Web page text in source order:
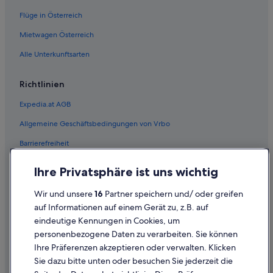
Hotels mit Restaurant in Seeboden
Hotels mit Sauna in Seeboden
Seeboden Hotels
Ferienwohnungen in Spittal an der Drau
B&B in Spittal an der Drau
Hotels mit Frühstück in Spittal an der Drau
Hotels mit Parkplatz in Spittal an der Drau
Haustierfreundliche in Spittal an der Drau
Independent Hotels in Spittal an der Drau
Flüge in Österreich
Mietwagen Österreich
Alle Unterkunftsarten
Richtlinien
Expedia.at AGB
Allgemeine Geschäftsbedingungen von Vrbo
Barrierefreiheit
Rechtliche Hinweise/Kontakt
Inhaltsrichtlinien und Melden von Inhalten
Hilfe
Ihre Privatsphäre ist uns wichtig
Wir und unsere16 Partner speichern und/ oder greifen
auf Informationen auf einem Gerät zu, z.B. auf
eindeutige Kennungen in Cookies, um
personenbezogene Daten zu verarbeiten. Sie können
Ihre Präferenzen akzeptieren oder verwalten. Klicken
Sie dazu bitte unten oder besuchen Sie jederzeit die